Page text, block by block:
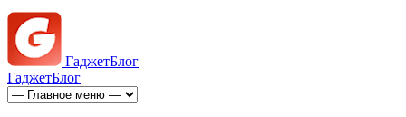
ГаджетБлог
ГаджетБлог